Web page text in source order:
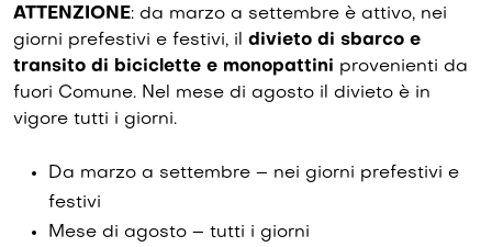
ATTENZIONE: da marzo a settembre è attivo, nei
giorni prefestivi e festivi, il divieto di sbarco e
transito di biciclette e monopattini provenienti da
fuori Comune. Nel mese di agosto il divieto è in
vigore tutti i giorni.
Da marzo a settembre – nei giorni prefestivi e
festivi
Mese di agosto – tutti i giorni